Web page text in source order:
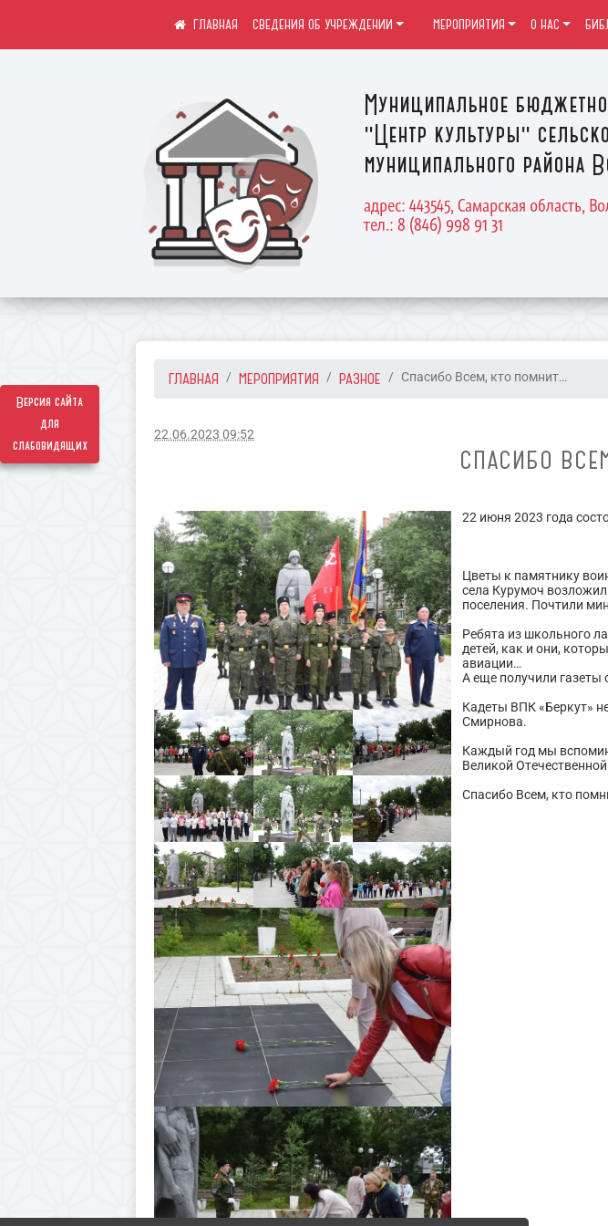
Версия сайта
для
слабовидящих
Муниципальное
"Центр культуры"
муниципального района
адрес: 443545, Самарская область,
тел.: 8 (846) 998 91 31
СВЕДЕНИЯ ОБ УЧРЕЖДЕНИИ МЕРОПРИЯТИЯ О НАС
ГЛАВНАЯ МЕРОПРИЯТИЯ РАЗНОЕ Спасибо Всем, кто помнит…
22.06.2023 09:52
СПАСИБО
22 июня 2023 года
Цветы к памятнику
села Курумоч
поселения. Почтили
Ребята из школьного
детей, как и они,
авиации…
А еще получили газеты
Кадеты ВПК «Беркут»
Смирнова.
Каждый год мы
Великой
Спасибо Всем, кто